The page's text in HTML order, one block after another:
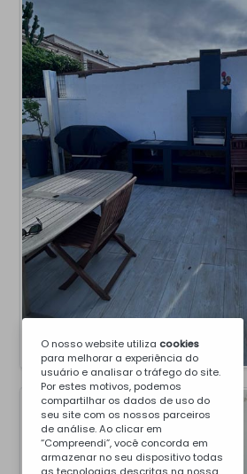
O nosso website utiliza cookies
para melhorar a experiência do
usuário e analisar o tráfego do site.
Por estes motivos, podemos
compartilhar os dados de uso do
seu site com os nossos parceiros
de análise. Ao clicar em
“Compreendi”, você concorda em
armazenar no seu dispositivo todas